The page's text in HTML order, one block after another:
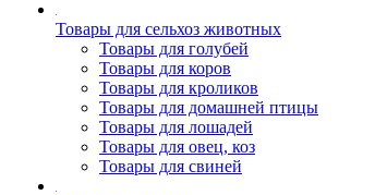
Товары для сельхоз животных
Товары для голубей
Товары для коров
Товары для кроликов
Товары для домашней птицы
Товары для лошадей
Товары для овец, коз
Товары для свиней